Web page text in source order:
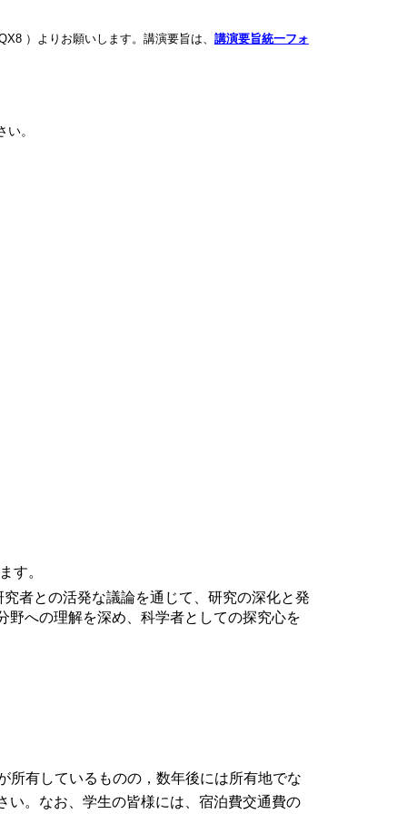
）よりお願いします。講演要旨は、 講演要旨統一フォ
。
す。
者との活発な議論を通じて、研究の深化と発
野への理解を深め、科学者としての探究心を
所有しているものの，数年後には所有地でな
い。なお、学生の皆様には、宿泊費交通費の